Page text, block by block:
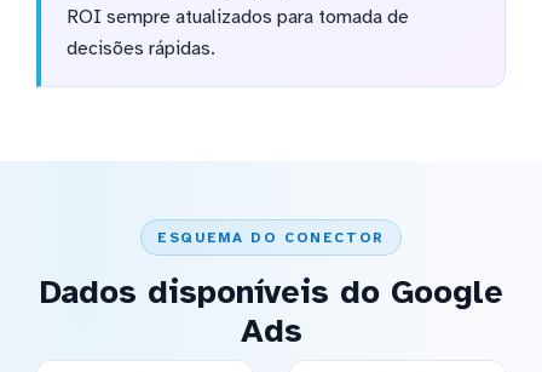
ROI sempre atualizados para tomada de
decisões rápidas.
ESQUEMA DO CONECTOR
Dados disponíveis do Google
Ads